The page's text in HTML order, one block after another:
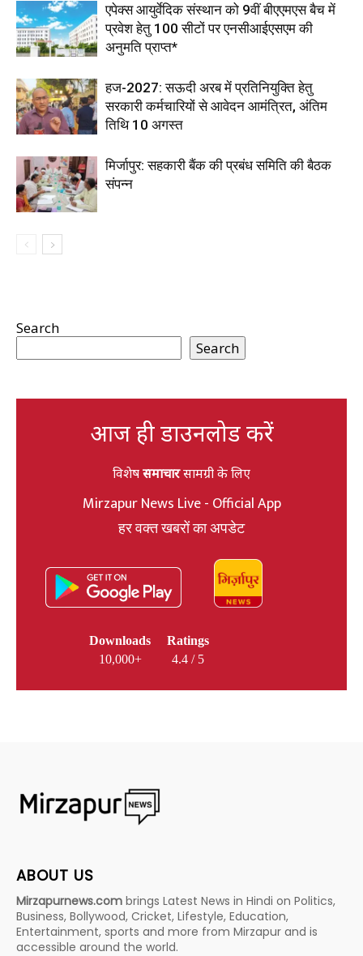
एपेक्स आयुर्वेदिक संस्थान को 9वीं बीएएमएस बैच में
प्रवेश हेतु 100 सीटों पर एनसीआईएसएम की
अनुमति प्राप्त*
हज-2027: सऊदी अरब में प्रतिनियुक्ति हेतु
सरकारी कर्मचारियों से आवेदन आमंत्रित, अंतिम
तिथि 10 अगस्त
मिर्जापुर: सहकारी बैंक की प्रबंध समिति की बैठक
संपन्न
Search
Search
आज ही डाउनलोड करें
विशेषसमाचारसामग्री के लिए
Mirzapur News Live - Official App
हर वक्त खबरों का अपडेट
Downloads
10,000+
Ratings
4.4 / 5
ABOUT US
Mirzapurnews.com brings Latest News in Hindi on Politics,
Business, Bollywood, Cricket, Lifestyle, Education,
Entertainment, sports and more from Mirzapur and is
accessible around the world.